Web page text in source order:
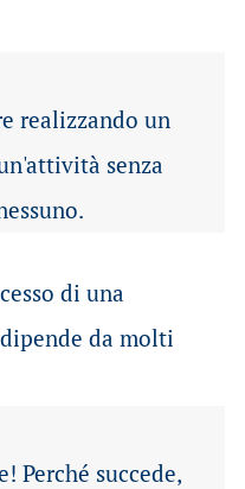
realizzando un
senza
di una
da molti
Perché succede,